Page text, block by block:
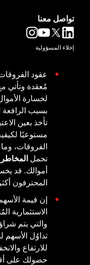
تواصل معنا
إخلاء المسؤولية
عقود
مُعقدة وتأتي
لخسارة
بسبب الرافعة
تأخذ بعين
مستوعبًا
الفروقات،
تحمل المخاطر
أموالك. قد
المحترفون
إن قيمة
الاستثمارية
والتي يتم
للارتفاع
حصولك على